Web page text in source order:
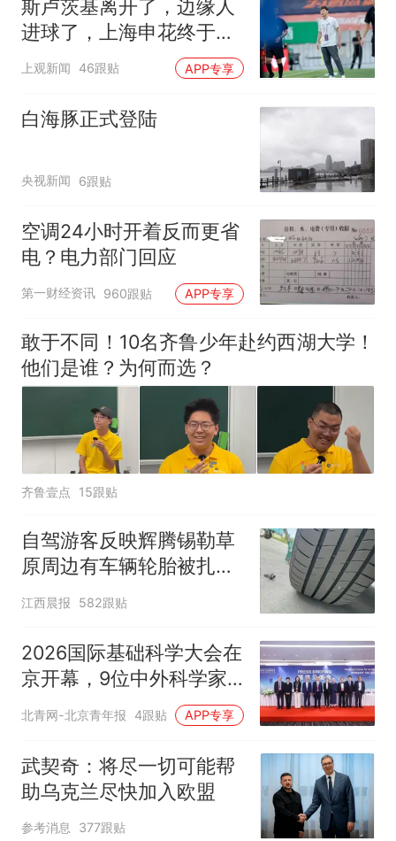
斯卢茨基离开了，边缘人
进球了，上海申花终于止
住中超三连败颓势
上观新闻 46跟贴 APP专享
白海豚正式登陆
央视新闻 6跟贴
空调24小时开着反而更省
电？电力部门回应
第一财经资讯 960跟贴 APP专享
敢于不同！10名齐鲁少年赴约西湖大学！
他们是谁？为何而选？
齐鲁壹点 15跟贴
自驾游客反映辉腾锡勒草
原周边有车辆轮胎被扎，
修理店铺换胎价格高达千
江西晨报 582跟贴
2026国际基础科学大会在
京开幕，9位中外科学家
获基础科学奖章
北青网-北京青年报 4跟贴 APP专享
武契奇：将尽一切可能帮
助乌克兰尽快加入欧盟
参考消息 377跟贴